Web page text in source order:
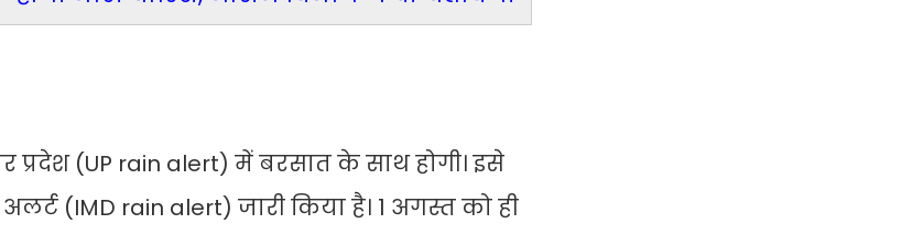
(UP rain alert) में बरसात के साथ होगी। इसे
(IMD rain alert) जारी किया है। 1 अगस्त को ही